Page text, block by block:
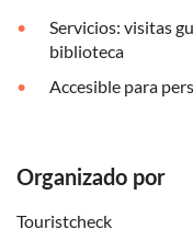
Servicios: visitas
biblioteca
Accesible para
Organizado por
Touristcheck